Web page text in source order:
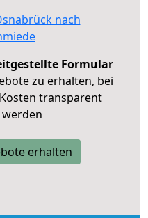
nach
Formular
zu erhalten, bei
transparent
erhalten